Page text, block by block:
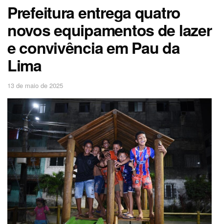
Prefeitura entrega quatro
novos equipamentos de lazer
e convivência em Pau da
Lima
13 de maio de 2025